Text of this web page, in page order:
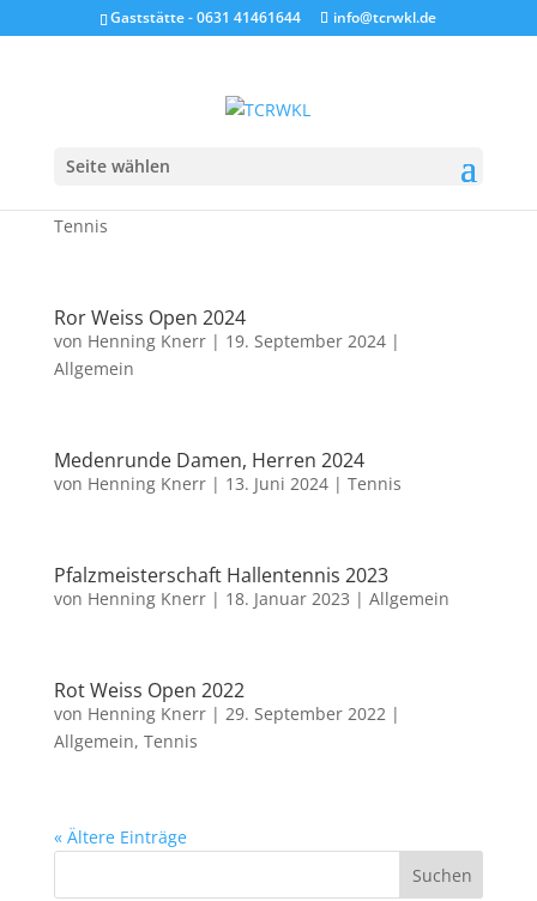
Gaststätte - 0631 41461644 info@tcrwkl.de
Seite wählen
100 Jahre TC Rot-Weiss Kaiserslautern
Tennis
Ror Weiss Open 2024
von Henning Knerr| 19. September 2024|
Allgemein
Medenrunde Damen, Herren 2024
von Henning Knerr| 13. Juni 2024| Tennis
Pfalzmeisterschaft Hallentennis 2023
von Henning Knerr| 18. Januar 2023 | Allgemein
Rot Weiss Open 2022
von Henning Knerr| 29. September 2022|
Allgemein, Tennis
« Ältere Einträge